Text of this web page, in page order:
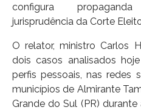
configura
jurisprudência da Corte
O relator, ministro Carlos
dois casos analisados
perfis pessoais, nas redes
municípios de Almirante
Grande do Sul (PR)